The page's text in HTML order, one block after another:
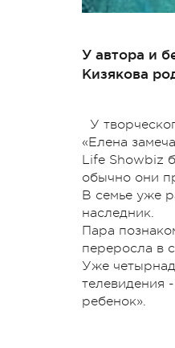
У автора и
Кизякова
У
«Елена
Life Showbiz
обычно они
В семье уже
наследник.
Пара
переросла в
Уже
телевидения
ребенок».